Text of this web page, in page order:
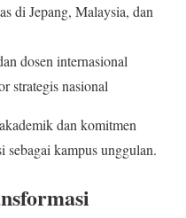
di Jepang, Malaysia, dan
dosen internasional
strategis nasional
dan komitmen
kampus unggulan.